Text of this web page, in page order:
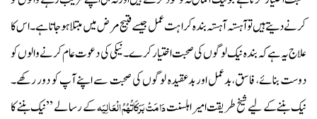
کرنے دیتے ہیں تو آہستہ آہستہ بندہ کراہت عمل جیسے قبیح مرض میں مبتلا ہوجاتا ہے۔ اس کا
علاج یہ ہے کہ بندہ نیک لوگوں کی صحبت اختیار کرے۔ نیکی کی دعوت عام کرنے والوں کو
دوست بنائے،فاسق،بدعمل اور بدعقیدہ لوگوں کی صحبت سے اپنے آپ کو دور رکھے۔
نیک بننے کے لیے شیخ طریقت امیر اہلسنتدَامَتْ بَرَکَاتُہُمُ الْعَالِیَہکے رسالے ’’نیک بننے کا